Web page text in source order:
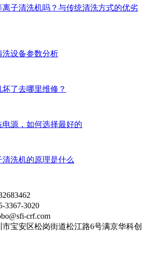
离子清洗机吗？与传统清洗方式的优劣
设备参数分析
了去哪里维修？
电源，如何选择最好的
洗机的原理是什么
3367-3020
crf.com
市宝安区松岗街道松江路6号满京华科创